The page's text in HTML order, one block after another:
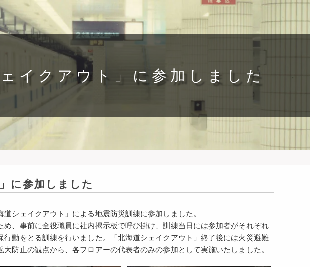
イクアウト」に参加しました
に参加しました
シェイクアウト」による地震防災訓練に参加しました。
、事前に全役職員に社内掲示板で呼び掛け、訓練当日には参加者がそれぞれ
動をとる訓練を行いました。「北海道シェイクアウト」終了後には火災避難
防止の観点から、各フロアーの代表者のみの参加として実施いたしました。